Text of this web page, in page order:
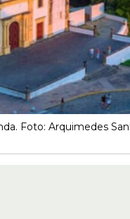
Foto: Arquimedes